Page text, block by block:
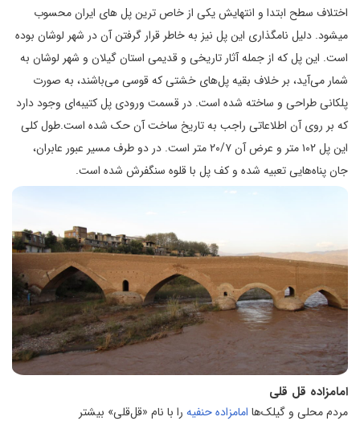
اختلاف سطح ابتدا و انتهایش یکی از خاص ترین پل های ایران محسوب
میشود. دلیل نامگذاری این پل نیز به خاطر قرار گرفتن آن در شهر لوشان بوده
است. این پل که از جمله آثار تاریخی و قدیمی استان گیلان و شهر لوشان به
شمار می‌آید، بر خلاف بقیه پل‌های خشتی که قوسی می‌باشند، به صورت
پلکانی طراحی و ساخته شده است. در قسمت ورودی پل کتیبه‌ای وجود دارد
که بر روی آن اطلاعاتی راجب به تاریخ ساخت آن حک شده است.طول کلی
این پل ۱۰۲ متر و عرض آن ۲۰/۷ متر است. در دو طرف مسیر عبور عابران،
جان پناه‌هایی تعبیه شده و کف پل با قلوه سنگفرش شده است.
امامزاده قل قلی
مردم محلی و گیلک‌ها امامزاده حنفیه را با نام «قل‌قلی» بیشتر